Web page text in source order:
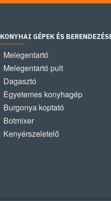
KONYHAI GÉPEK ÉS
Melegentartó
Melegentartó pult
Dagasztó
Egyetemes konyhagép
Burgonya koptató
Botmixer
Kenyérszeletelő